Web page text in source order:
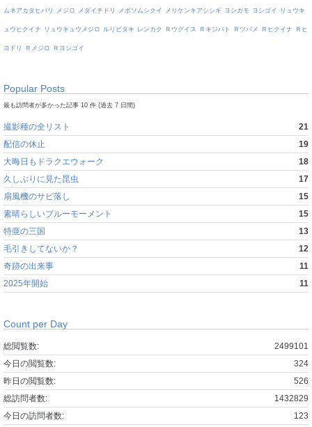
ムネアカタヒバリ メジロ メダイチドリ メボソムシクイ メリケンキアシシギ ヨシガモ ヨシゴイ リュウキ
ュウヒクイナ リュウキュウメジロ ルリビタキ レンカク Ｒウグイス Ｒキジバト Ｒツバメ Ｒヒクイナ Ｒヒ
ヨドリ Ｒメジロ Ｒヨシゴイ
Popular Posts
最も訪問者が多かった記事 10 件 (過去 7 日間)
撮影種の全リスト
21
配信の休止
19
大晦日もドラクエウォーク
18
久しぶりに見た昆虫
17
扇風機のサビ落し
15
素晴らしいブルーモーメント
15
特亜の三国
13
毛引きしてないか？
12
奇跡の出来事
11
2025年開始
11
Count per Day
2499101
総閲覧数:
324
今日の閲覧数:
526
昨日の閲覧数:
1432829
総訪問者数:
123
今日の訪問者数: